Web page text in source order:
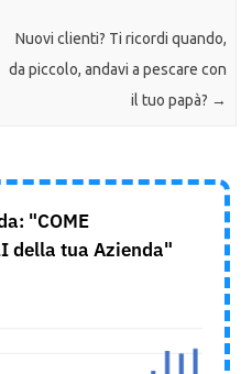
Nuovi clienti? Ti ricordi quando,
da piccolo, andavi a pescare con
il tuo papà? →
"COME
della tua Azienda"